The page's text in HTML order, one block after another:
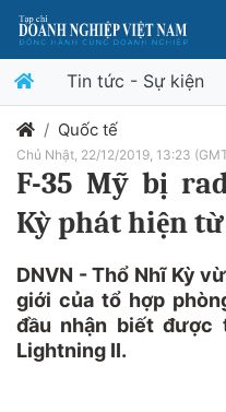
Tin tức - Sự kiện
Quốc tế
Chủ Nhật, 22/12/2019, 13:23
F-35 Mỹ bị
Kỳ phát hiện
DNVN - Thổ Nhĩ Kỳ
giới của tổ hợp
đầu nhận biết được
Lightning II.